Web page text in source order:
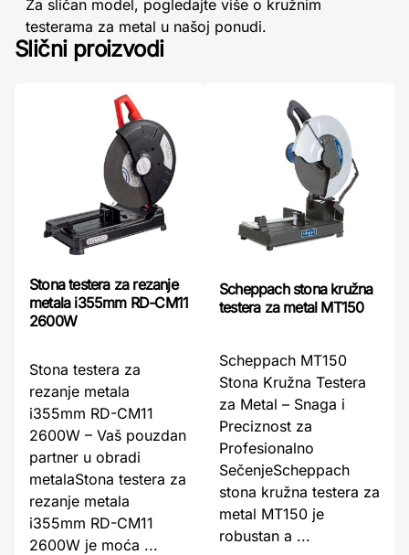
Za sličan model, pogledajte više o kružnim
testerama za metal u našoj ponudi.
Slični proizvodi
Stona testera za rezanje
metala i355mm RD-CM11
2600W
Stona testera za
rezanje metala
i355mm RD-CM11
2600W – Vaš pouzdan
partner u obradi
metalaStona testera za
rezanje metala
i355mm RD-CM11
2600W je moća ...
Scheppach stona kružna
testera za metal MT150
Scheppach MT150
Stona Kružna Testera
za Metal – Snaga i
Preciznost za
Profesionalno
SečenjeScheppach
stona kružna testera za
metal MT150 je
robustan a ...